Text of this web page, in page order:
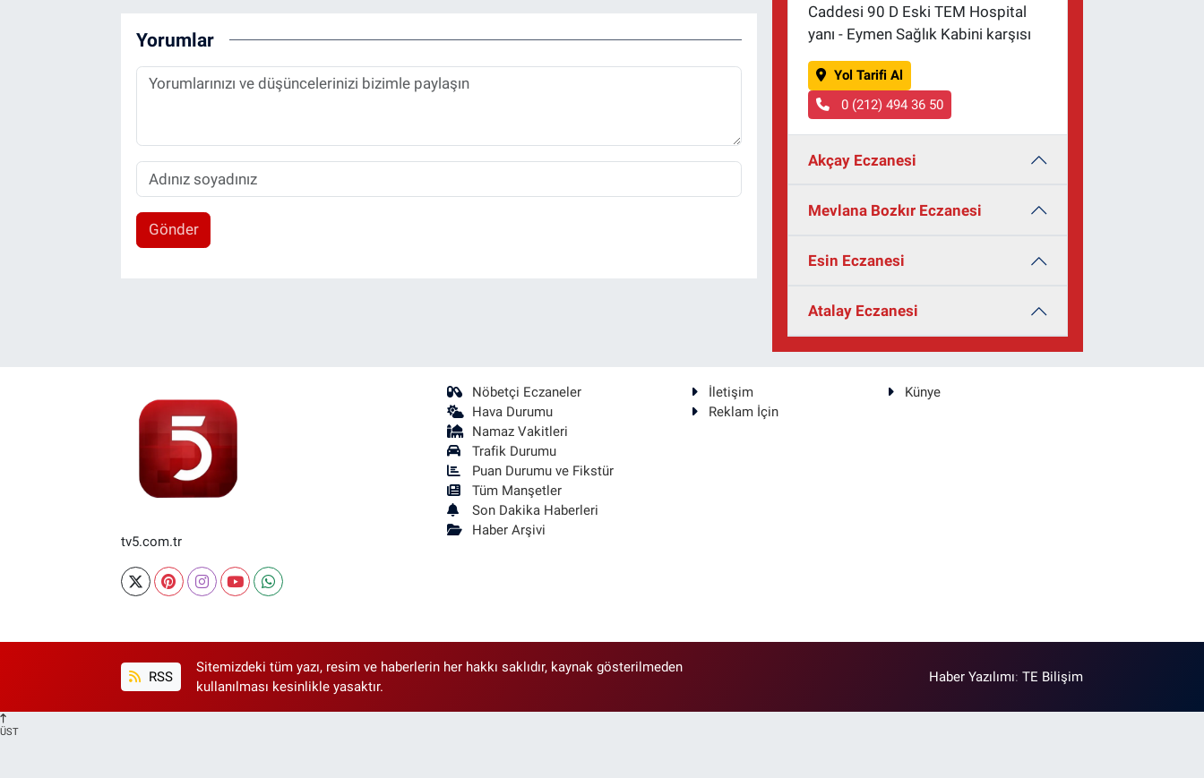
Yorumlar
Gönder
Caddesi 90 D Eski TEM Hospital
yanı - Eymen Sağlık Kabini karşısı
Yol Tarifi Al
0 (212) 494 36 50
Akçay Eczanesi
Mevlana Bozkır Eczanesi
Esin Eczanesi
Atalay Eczanesi
tv5.com.tr
Nöbetçi Eczaneler
Hava Durumu
Namaz Vakitleri
Trafik Durumu
Puan Durumu ve Fikstür
Tüm Manşetler
Son Dakika Haberleri
Haber Arşivi
İletişim
Künye
Reklam İçin
RSS
Sitemizdeki tüm yazı, resim ve haberlerin her hakkı saklıdır, kaynak gösterilmeden
kullanılması kesinlikle yasaktır.
Haber Yazılımı:TE Bilişim
ÜST